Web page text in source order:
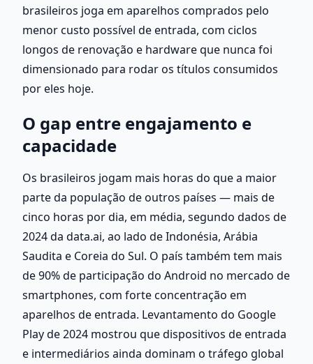
brasileiros joga em aparelhos comprados pelo
menor custo possível de entrada, com ciclos
longos de renovação e hardware que nunca foi
dimensionado para rodar os títulos consumidos
por eles hoje.
O gap entre engajamento e
capacidade
Os brasileiros jogam mais horas do que a maior
parte da população de outros países — mais de
cinco horas por dia, em média, segundo dados de
2024 da data.ai, ao lado de Indonésia, Arábia
Saudita e Coreia do Sul. O país também tem mais
de 90% de participação do Android no mercado de
smartphones, com forte concentração em
aparelhos de entrada. Levantamento do Google
Play de 2024 mostrou que dispositivos de entrada
e intermediários ainda dominam o tráfego global